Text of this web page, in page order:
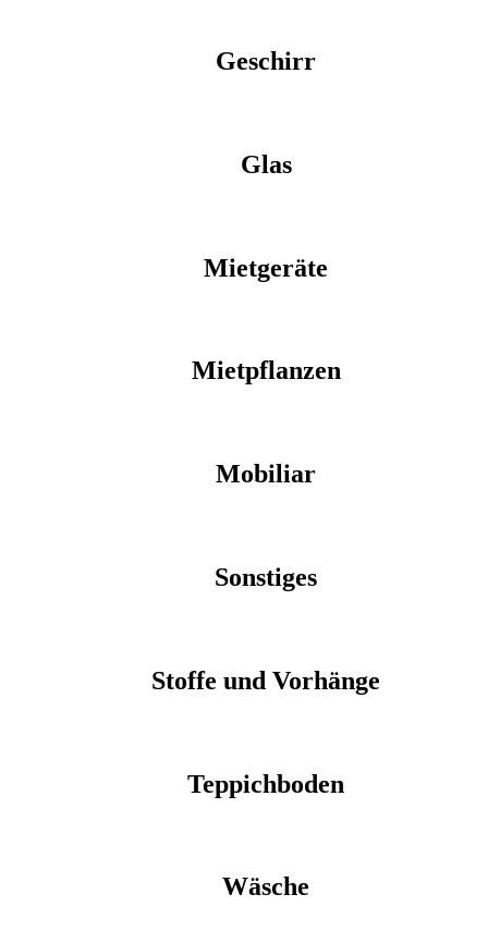
Geschirr
Glas
Mietgeräte
Mietpflanzen
Mobiliar
Sonstiges
Stoffe und Vorhänge
Teppichboden
Wäsche